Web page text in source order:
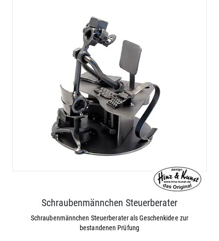
Schraubenmännchen Steuerberater
Schraubenmännchen Steuerberater als Geschenkidee zur
bestandenen Prüfung